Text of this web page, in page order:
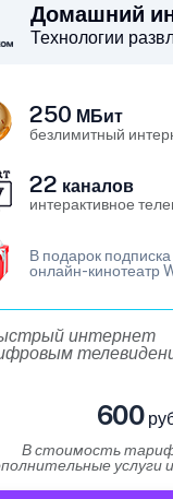
Домашний
Технологии
250 МБит
безлимитный
22 каналов
интерактивное
В подарок
онлайн-кинотеатр
интернет
600
В стоимость
услуги